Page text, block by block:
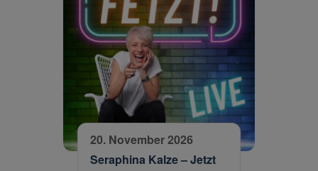
20. November 2026
Seraphina Kalze – Jetzt